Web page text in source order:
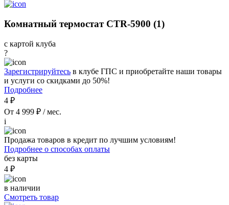
Комнатный термостат CTR-5900 (1)
с картой клуба
?
Зарегистрируйтесь в клубе ГПС и приобретайте наши товары
и услуги со скидками до 50%!
Подробнее
4 ₽
От 4 999 ₽ / мес.
i
Продажа товаров в кредит по лучшим условиям!
Подробнее о способах оплаты
без карты
4 ₽
в наличии
Смотреть товар